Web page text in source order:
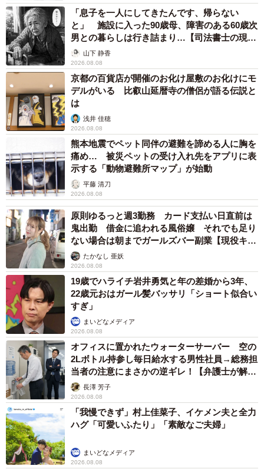
「息子を一人にしてきたんです、帰らない
と」 施設に入った90歳母、障害のある60歳次
男との暮らしは行き詰まり…【司法書士の現場
から】山下 静香
2026.08.08
京都の百貨店が開催のお化け屋敷のお化けにモ
デルがいる 比叡山延暦寺の僧侶が語る伝説と
は
浅井 佳穂
2026.08.08
熊本地震でペット同伴の避難を諦める人に胸を
痛め… 被災ペットの受け入れ先をアプリに表
示する「動物避難所マップ」が始動
平藤 清刀
2026.08.08
原則ゆるっと週3勤務 カード支払い日直前は
鬼出勤 借金に追われる風俗嬢 それでも足り
ない場合は朝までガールズバー副業【現役キャ
ストに取材】
たかなし 亜妖
2026.08.08
19歳でハライチ岩井勇気と年の差婚から3年、
22歳元おはガール髪バッサリ「ショート似合い
すぎ」
まいどなメディア
2026.08.08
オフィスに置かれたウォーターサーバー 空の
2Lボトル持参し毎日給水する男性社員→総務担
当者の注意にまさかの逆ギレ！【弁護士が解
説】長澤 芳子
2026.08.08
「我慢できず」村上佳菜子、イケメン夫と全力
ハグ「可愛いふたり」「素敵なご夫婦」
まいどなメディア
2026.08.08